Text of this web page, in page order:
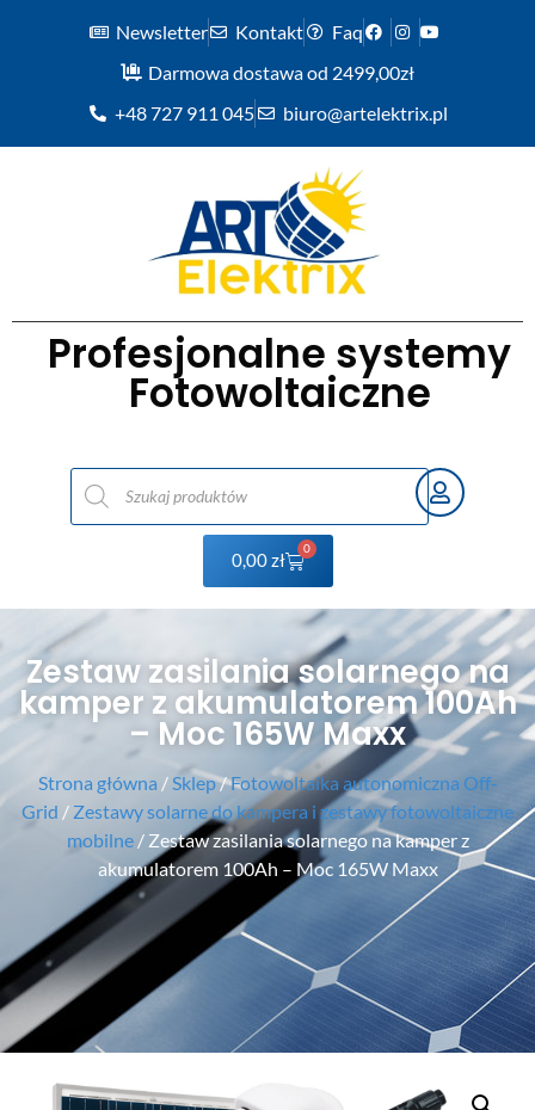
Newsletter Kontakt
Faq
Darmowa dostawa od 2499,00zł
+48 727 911 045
biuro@artelektrix.pl
Profesjonalne systemy
Fotowoltaiczne
0,00zł
0
Zestaw zasilania solarnego na
kamper z akumulatorem 100Ah
– Moc 165W Maxx
Strona główna / Sklep/Fotowoltaika autonomiczna Off-
Grid / Zestawy solarne do kampera i zestawy fotowoltaiczne
mobilne/ Zestaw zasilania solarnego na kamper z
akumulatorem 100Ah – Moc 165W Maxx